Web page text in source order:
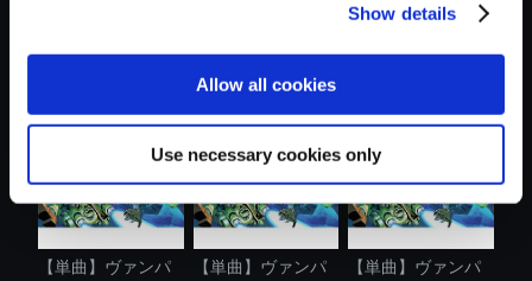
Show details
Allow all cookies
Use necessary cookies only
イア サウン....
イア サウン....
イア サウン....
【単曲】ヴァンパ
【単曲】ヴァンパ
【単曲】ヴァンパ